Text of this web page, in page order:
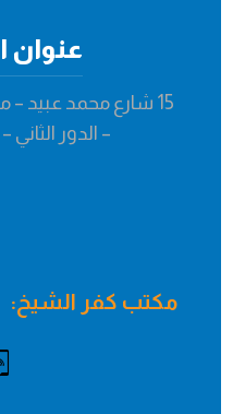
عنوان
15 شارع محمد عبيد
– الدور
مكتب كفر الشيخ: